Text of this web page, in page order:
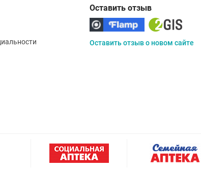
Оставить отзыв
Оставить отзыв о новом сайте